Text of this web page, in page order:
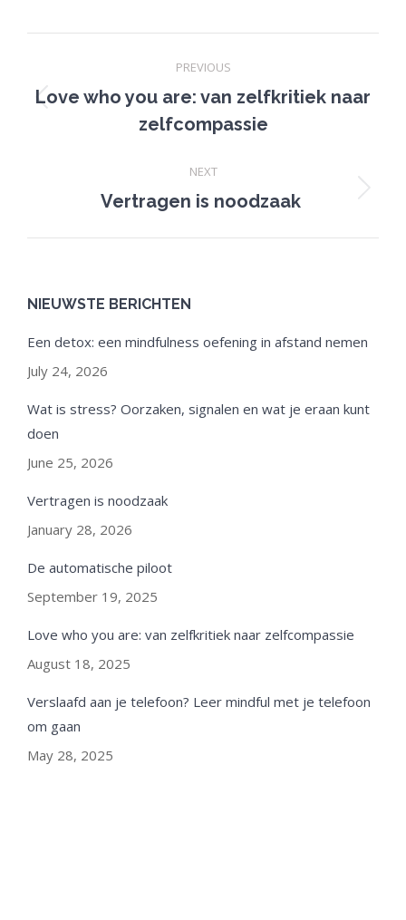
navigation
PREVIOUS
Previous
post:
Love who you are: van zelfkritiek naar
zelfcompassie
NEXT
Next
Vertragen is noodzaak
NIEUWSTE BERICHTEN
Een detox: een mindfulness oefening in afstand nemen
July 24, 2026
Wat is stress? Oorzaken, signalen en wat je eraan kunt
doen
June 25, 2026
Vertragen is noodzaak
January 28, 2026
De automatische piloot
September 19, 2025
Love who you are: van zelfkritiek naar zelfcompassie
August 18, 2025
Verslaafd aan je telefoon? Leer mindful met je telefoon
om gaan
May 28, 2025